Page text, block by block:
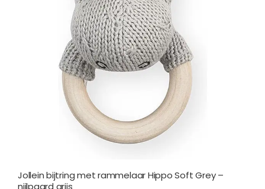
Jollein bijtring met rammelaar Hippo Soft Grey –
nijlpaard grijs